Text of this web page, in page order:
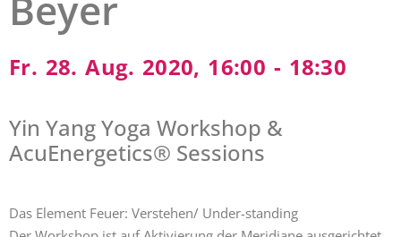
Fr. 28. Aug. 2020, 16:00 - 18:30
Yin Yang Yoga Workshop &
AcuEnergetics® Sessions
Das Element Feuer: Verstehen/ Under-standing